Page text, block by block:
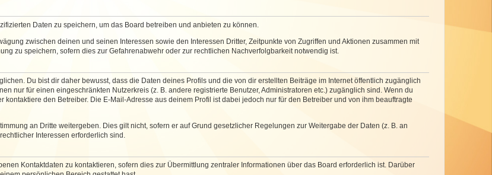
Daten zu speichern, um das Board betreiben und anbieten zu können.
zwischen deinen und seinen Interessen sowie den Interessen Dritter, Zeitpunkte von Zugriffen und Aktionen zusammen mit
zu speichern, sofern dies zur Gefahrenabwehr oder zur rechtlichen Nachverfolgbarkeit notwendig ist.
Du bist dir daher bewusst, dass die Daten deines Profils und die von dir erstellten Beiträge im Internet öffentlich zugänglich
nur für einen eingeschränkten Nutzerkreis (z. B. andere registrierte Benutzer, Administratoren etc.) zugänglich sind. Wenn du
den Betreiber. Die E-Mail-Adresse aus deinem Profil ist dabei jedoch nur für den Betreiber und von ihm beauftragte
an Dritte weitergeben. Dies gilt nicht, sofern er auf Grund gesetzlicher Regelungen zur Weitergabe der Daten (z. B. an
Interessen erforderlich sind.
Kontaktdaten zu kontaktieren, sofern dies zur Übermittlung zentraler Informationen über das Board erforderlich ist. Darüber